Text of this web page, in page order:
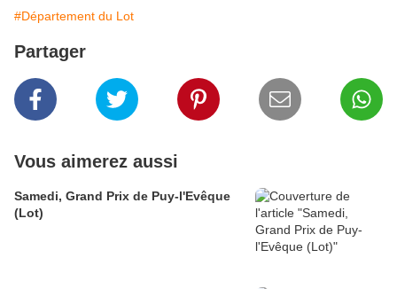
#Département du Lot
Partager
Vous aimerez aussi
Samedi, Grand Prix de Puy-l'Evêque
(Lot)